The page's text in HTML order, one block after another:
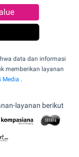
data dan informasi
memberikan layanan
Media .
layanan berikut